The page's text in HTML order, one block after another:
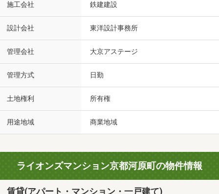
施工会社 鉄建建設
設計会社 東洋設計事務所
管理会社 大京アステージ
管理方式 日勤
土地権利 所有権
用途地域 商業地域
ライオンズマンション京都河原町の物件情報
賃貸(アパート・マンション・一戸建て)